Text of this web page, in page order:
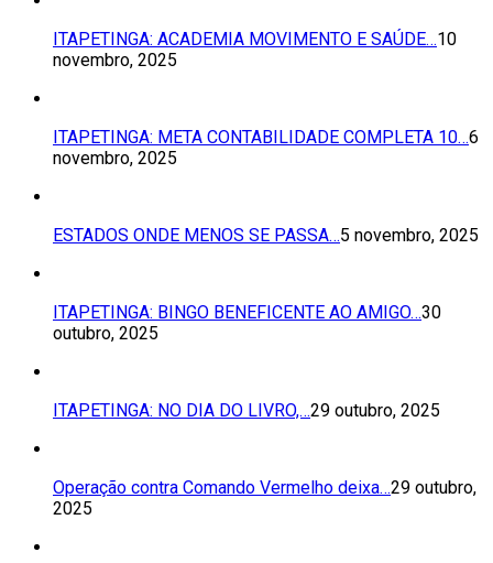
ITAPETINGA: ACADEMIA MOVIMENTO E SAÚDE…10
novembro, 2025
ITAPETINGA: META CONTABILIDADE COMPLETA 10…6
novembro, 2025
ESTADOS ONDE MENOS SE PASSA…5 novembro, 2025
ITAPETINGA: BINGO BENEFICENTE AO AMIGO…30
outubro, 2025
ITAPETINGA: NO DIA DO LIVRO,…29 outubro, 2025
Operação contra Comando Vermelho deixa…29 outubro,
2025